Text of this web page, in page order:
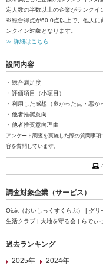
定人数の半数以上の企業がランクイ
※総合得点が60.0点以上で、他人に
ンクイン対象となります。
≫ 詳細はこちら
設問内容
・総合満足度
・評価項目（小項目）
・利用した感想（良かった点・悪か
・他者推奨意向
・他者推奨意向理由
アンケート調査を実施した際の質問事
容を質問しています。
調査対象企業（サービス）
Oisix（おいしっくすくらぶ） | グ
生活クラブ | 大地を守る会 | らでぃ
過去ランキング
2025年
2024年